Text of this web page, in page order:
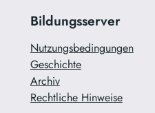
Bildungsserver
Nutzungsbedingungen
Geschichte
Archiv
Rechtliche Hinweise